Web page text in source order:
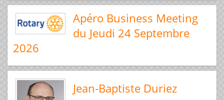
Apéro Business Meeting
du Jeudi 24 Septembre
2026
Jean-Baptiste Duriez